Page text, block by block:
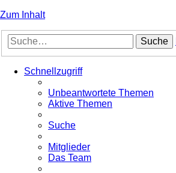
Zum Inhalt
Suche
Schnellzugriff
Unbeantwortete Themen
Aktive Themen
Suche
Mitglieder
Das Team